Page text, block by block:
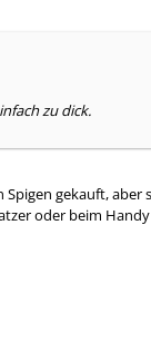
zu dick.
gekauft,
oder beim